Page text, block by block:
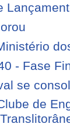
- Fase
se
de